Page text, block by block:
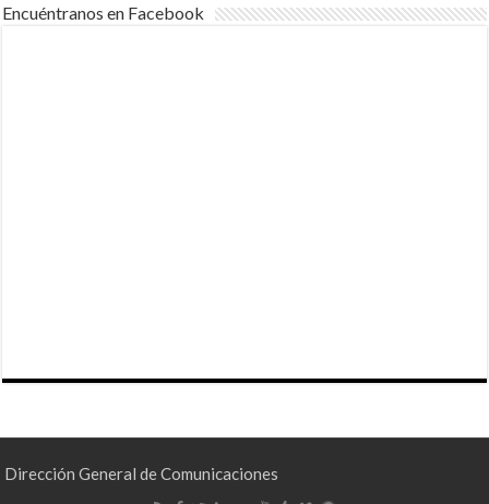
Encuéntranos en Facebook
Dirección General de Comunicaciones